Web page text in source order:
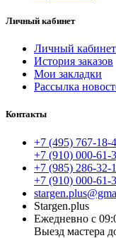
Личный кабинет
Личный кабинет
История заказов
Мои закладки
Рассылка
Контакты
+7 (495) 767-18-
+7 (910) 000-61-
+7 (985) 286-32-
+7 (910) 000-61-
Stargen.plus
Ежедневно с
Выезд мастера